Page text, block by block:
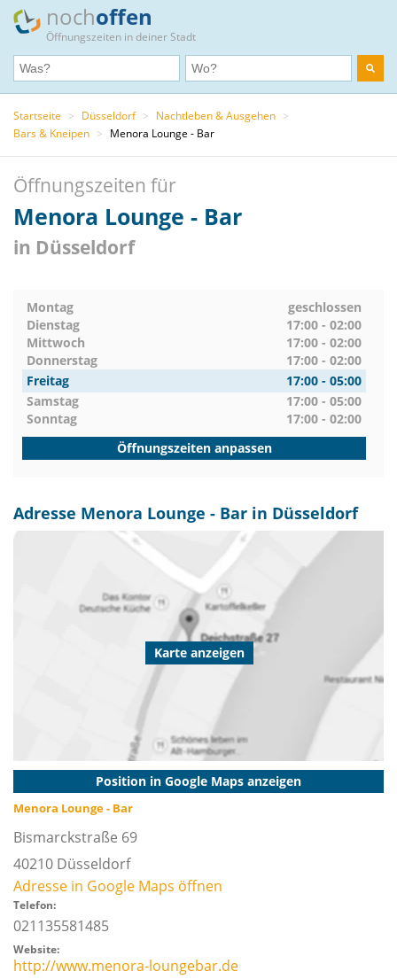
nochoffen
Öffnungszeiten in deiner Stadt
Startseite > Düsseldorf > Nachtleben & Ausgehen >
Bars & Kneipen > Menora Lounge - Bar
Öffnungszeiten für
Menora Lounge - Bar
in Düsseldorf
Montag
geschlossen
Dienstag
17:00 - 02:00
Mittwoch
17:00 - 02:00
Donnerstag
17:00 - 02:00
Freitag
17:00 - 05:00
Samstag
17:00 - 05:00
Sonntag
17:00 - 02:00
Öffnungszeiten anpassen
Adresse Menora Lounge - Bar in Düsseldorf
Karte anzeigen
Position in Google Maps anzeigen
Menora Lounge - Bar
Bismarckstraße 69
40210 Düsseldorf
Adresse in Google Maps öffnen
Telefon:
021135581485
Website:
http://www.menora-loungebar.de